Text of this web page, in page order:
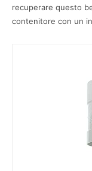
recuperare questo
contenitore con un